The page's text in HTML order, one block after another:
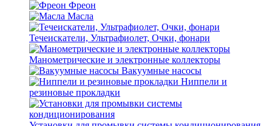
Фреон
Масла
Течеискатели, Ультрафиолет, Очки, фонари
Манометрические и электронные коллекторы
Вакуумные насосы
Ниппели и
резиновые прокладки